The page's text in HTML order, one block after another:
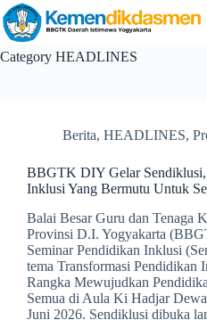
Category HEADLINES
Berita, HEADLINES,
BBGTK DIY Gelar
Inklusi Yang Bermutu Untuk
Balai Besar Guru dan Tenaga
Provinsi D.I. Yogyakarta
Seminar Pendidikan Inklusi
tema Transformasi Pendidikan
Rangka Mewujudkan
Semua di Aula Ki Hadjar
Juni 2026. Sendiklusi dibuka